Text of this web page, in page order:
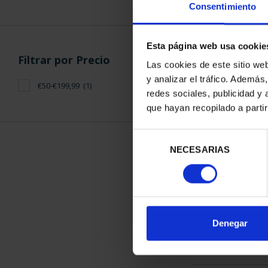
Consentimiento
Esta página web usa
Las cookies de este sitio
y analizar el tráfico.
redes sociales, publicidad y
que hayan recopilado a
consentimiento
NECESARIAS
Denegar
Filtrar por Precio
€50-€199,99 (1)
CIUDADES
ORDENAR POR: